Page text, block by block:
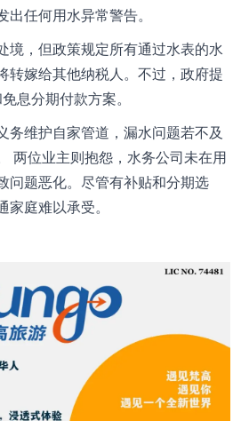
任何用水异常警告。
境，但政策规定所有通过水表的水
转嫁给其他纳税人。不过，政府提
息分期付款方案。
务维护自家管道，漏水问题若不及
两位业主则抱怨，水务公司未在用
问题恶化。尽管有补贴和分期选
庭难以承受。